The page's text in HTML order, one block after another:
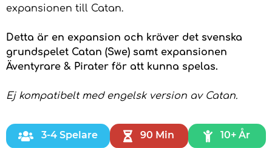
expansionen till Catan.
Detta är en expansion och kräver det svenska
grundspelet Catan (Swe) samt expansionen
Äventyrare & Pirater för att kunna spelas.
Ej kompatibelt med engelsk version av Catan.
3-4 Spelare 90 Min 10+ År